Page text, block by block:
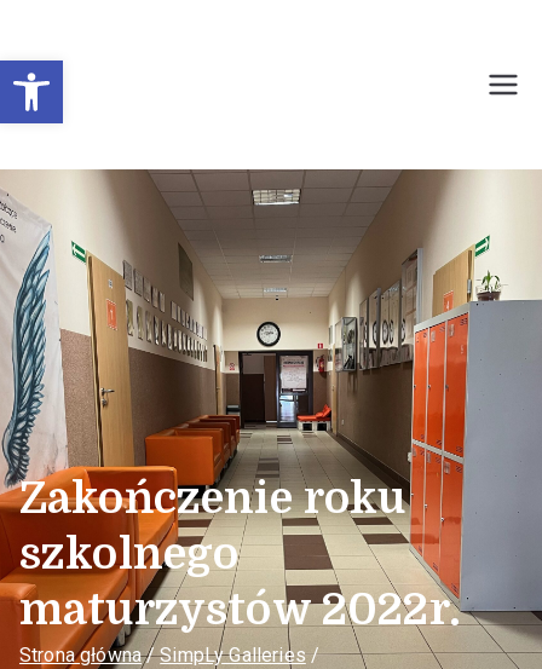
Otwórz pasek narzędzi
Młodzieży Nr 1 w
Sochaczewie
Zakończenie roku
szkolnego
maturzystów 2022r. ​
Strona główna
SimpLy Galleries